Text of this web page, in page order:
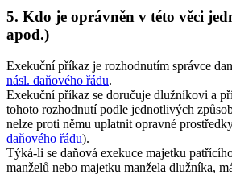
5. Kdo je oprávněn v této věci
apod.)
Exekuční příkaz je rozhodnutím správce
násl. daňového řádu.
Exekuční příkaz se doručuje dlužníkovi a
tohoto rozhodnutí podle jednotlivých
nelze proti němu uplatnit opravné
daňového řádu).
Týká-li se daňová exekuce majetku
manželů nebo majetku manžela dlužníka,